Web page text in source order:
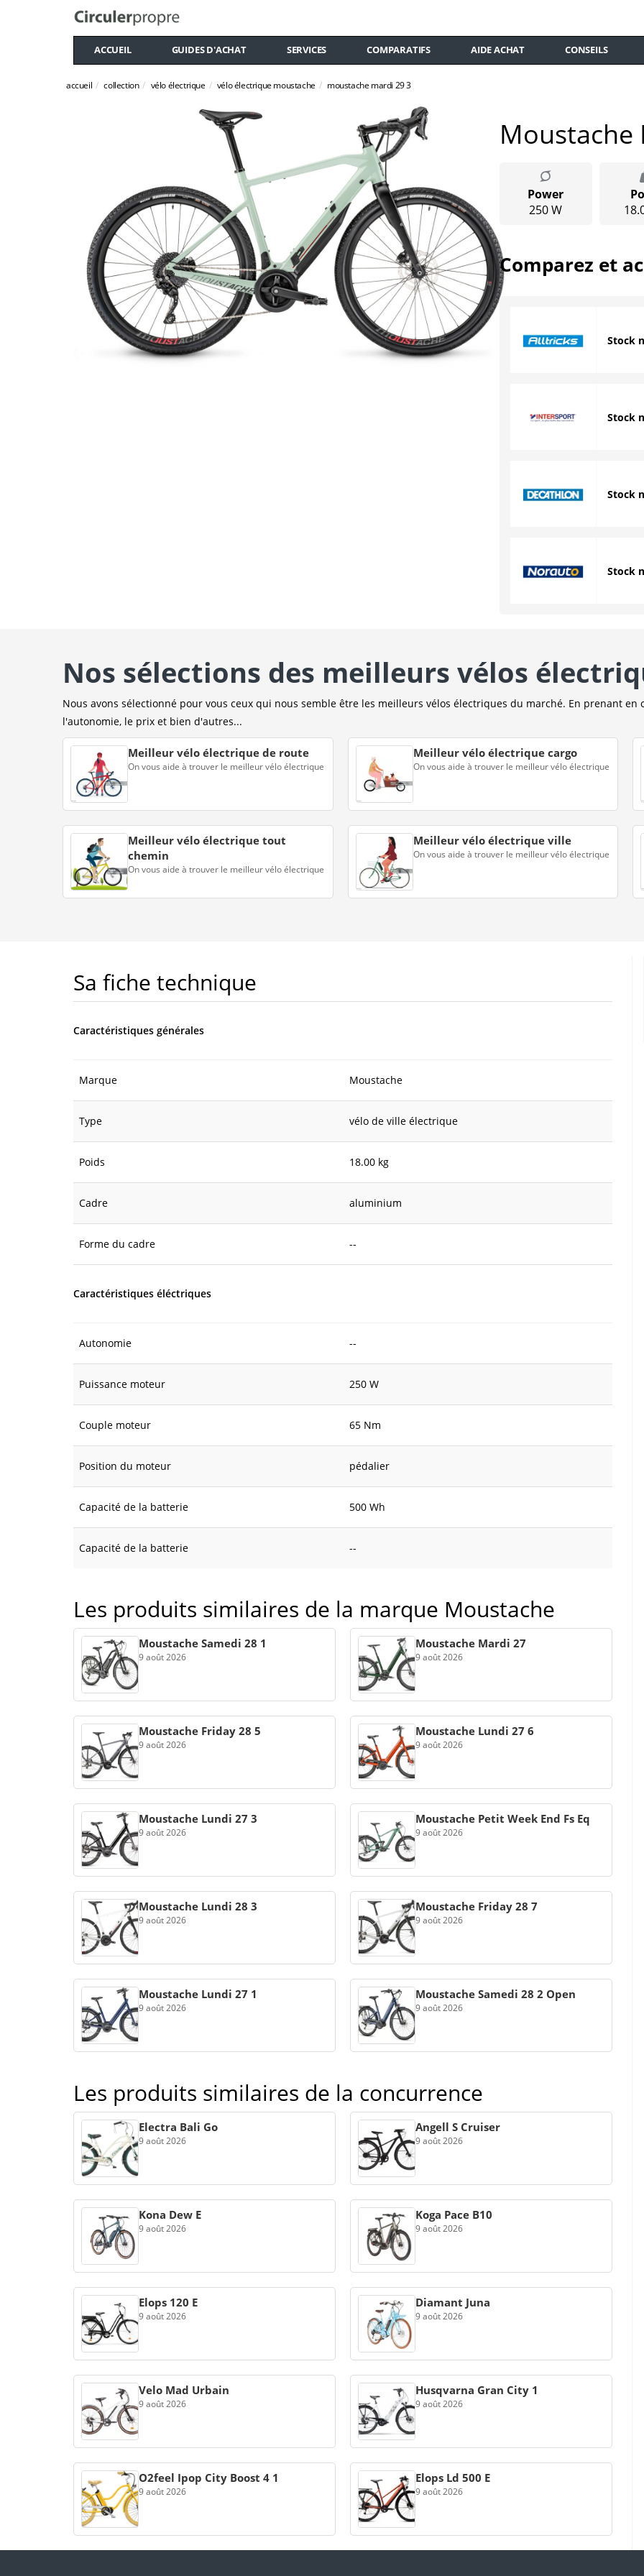
ACCUEIL GUIDES D'ACHAT SERVICES COMPARATIFS AIDE ACHAT CONSEILS
accueil collection vélo électrique vélo électrique moustache moustache mardi 29 3
Moustache
Power
250 W
Comparez et
Stock
Stock
Stock
Stock
Nos sélections des meilleurs vélos
Nous avons sélectionné pour vous ceux qui nous semble être les meilleurs vélos électriques du marché. En prenant
l'autonomie, le prix et bien d'autres...
Meilleur vélo électrique de route
On vous aide à trouver le meilleur vélo électrique
Meilleur vélo électrique cargo
On vous aide à trouver le meilleur vélo électrique
Meilleur vélo électrique tout
chemin
On vous aide à trouver le meilleur vélo électrique
Meilleur vélo électrique ville
On vous aide à trouver le meilleur vélo électrique
Sa fiche technique
Caractéristiques générales
Marque Moustache
Type vélo de ville électrique
Poids 18.00 kg
Cadre aluminium
Forme du cadre --
Caractéristiques éléctriques
Autonomie --
Puissance moteur 250 W
Couple moteur 65 Nm
Position du moteur pédalier
Capacité de la batterie 500 Wh
Capacité de la batterie --
Les produits similaires de la marque Moustache
Moustache Samedi 28 1
9 août 2026
Moustache Mardi 27
9 août 2026
Moustache Friday 28 5
9 août 2026
Moustache Lundi 27 6
9 août 2026
Moustache Lundi 27 3
9 août 2026
Moustache Petit Week End Fs Eq
9 août 2026
Moustache Lundi 28 3
9 août 2026
Moustache Friday 28 7
9 août 2026
Moustache Lundi 27 1
9 août 2026
Moustache Samedi 28 2 Open
9 août 2026
Les produits similaires de la concurrence
Electra Bali Go
9 août 2026
Angell S Cruiser
9 août 2026
Kona Dew E
9 août 2026
Koga Pace B10
9 août 2026
Elops 120 E
9 août 2026
Diamant Juna
9 août 2026
Velo Mad Urbain
9 août 2026
Husqvarna Gran City 1
9 août 2026
O2feel Ipop City Boost 4 1
9 août 2026
Elops Ld 500 E
9 août 2026